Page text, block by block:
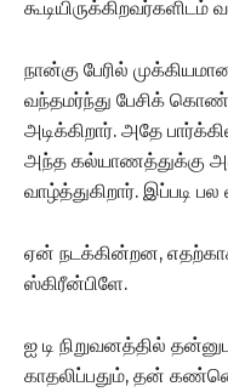
கூடியிருக்கிறவர்களிடம்
நான்கு பேரில்
வந்தமர்ந்து பேசிக்
அடிக்கிறார். அதே
அந்த கல்யாணத்துக்கு
வாழ்த்துகிறார். இப்படி
ஏன் நடக்கின்றன,
ஸ்கிரீன்பிளே.
ஐ டி நிறுவனத்தில்
காதலிப்பதும், தன்